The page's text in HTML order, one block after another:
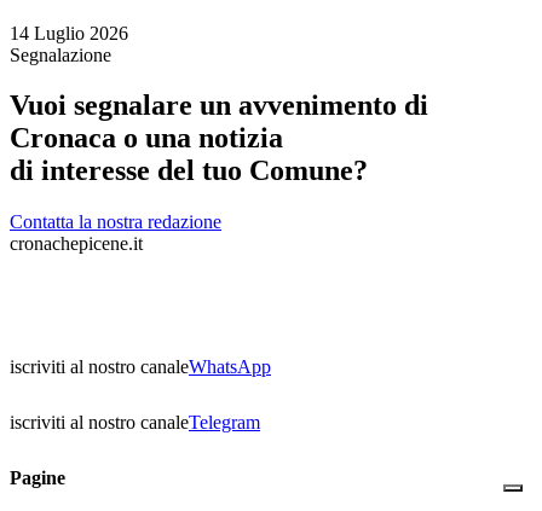
14 Luglio 2026
Segnalazione
Vuoi segnalare un avvenimento di
Cronaca o una notizia
di interesse del tuo Comune?
Contatta la nostra redazione
cronachepicene.it
iscriviti al nostro canaleWhatsApp
iscriviti al nostro canaleTelegram
Pagine